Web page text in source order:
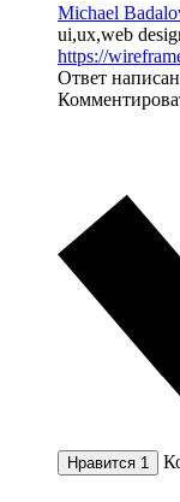
Michael
ui,ux,web
https://
Ответ написан
Нравится 1